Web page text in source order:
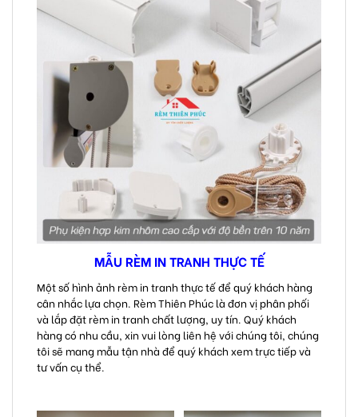
MẪU RÈM IN TRANH THỰC TẾ
Một số hình ảnh rèm in tranh thực tế để quý khách hàng
cân nhắc lựa chọn. Rèm Thiên Phúc là đơn vị phân phối
và lắp đặt rèm in tranh chất lượng, uy tín. Quý khách
hàng có nhu cầu, xin vui lòng liên hệ với chúng tôi, chúng
tôi sẽ mang mẫu tận nhà để quý khách xem trực tiếp và
tư vấn cụ thể.